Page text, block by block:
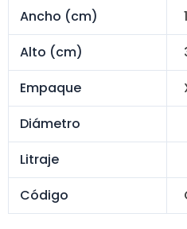
Ancho (cm)
Alto (cm)
Empaque
Diámetro
Litraje
Código